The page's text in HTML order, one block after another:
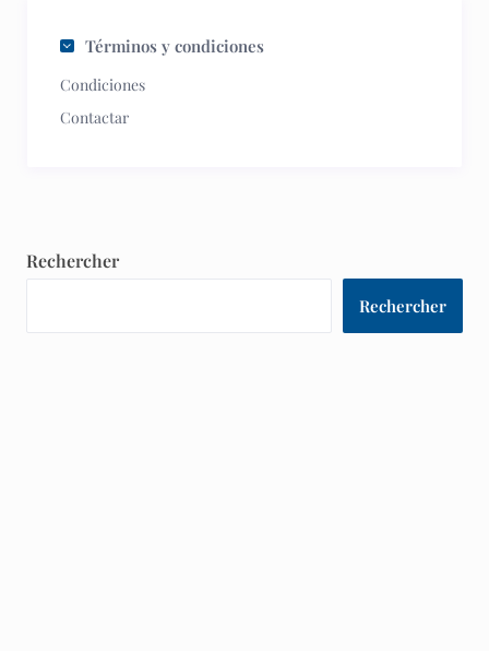
Términos y condiciones
Condiciones
Contactar
Rechercher
Rechercher